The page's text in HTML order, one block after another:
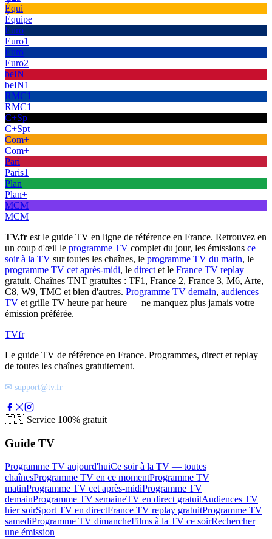
Équi
Équipe
Euro
Euro1
Euro
Euro2
beIN
beIN1
RMC1
RMC1
C+Sp
C+Spt
Com+
Com+
Pari
Paris1
Plan
Plan+
MCM
MCM
TV.fr est le guide TV en ligne de référence en France. Retrouvez en
un coup d'œil le programme TV complet du jour, les émissions ce
soir à la TV sur toutes les chaînes, le programme TV du matin, le
programme TV cet après-midi, le direct et le France TV replay
gratuit. Chaînes TNT gratuites : TF1, France 2, France 3, M6, Arte,
C8, W9, TMC et bien d'autres. Programme TV demain, audiences
TV et grille TV heure par heure — ne manquez plus jamais votre
émission préférée.
TVfr
Le guide TV de référence en France. Programmes, direct et replay
de toutes les chaînes gratuitement.
✉ support@tv.fr
🇫🇷 Service 100% gratuit
Guide TV
Programme TV aujourd'huiCe soir à la TV — toutes
chaînesProgramme TV en ce momentProgramme TV
matinProgramme TV cet après-midiProgramme TV
demainProgramme TV semaineTV en direct gratuitAudiences TV
hier soirSport TV en directFrance TV replay gratuitProgramme TV
samediProgramme TV dimancheFilms à la TV ce soirRechercher
une émission